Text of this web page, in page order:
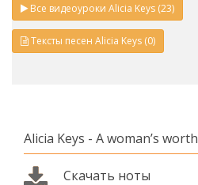
Все видеоуроки Alicia Keys (23)
Тексты песен Alicia Keys (0)
Alicia Keys - A woman’s worth
Скачать ноты